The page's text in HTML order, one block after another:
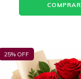
COMPRAR
25% OFF